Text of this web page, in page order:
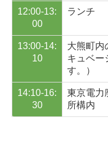
12:00-13:
00
ランチ
13:00-14:
10
大熊町内
キュベー
す。）
14:10-16:
30
東京電力
所構内